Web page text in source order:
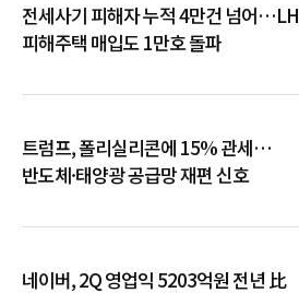
전세사기 피해자 누적 4만건 넘어…LH
피해주택 매입도 1만호 돌파
트럼프, 폴리실리콘에 15% 관세…
반도체·태양광 공급망 재편 신호
네이버, 2Q 영업익 5203억원 전년 比